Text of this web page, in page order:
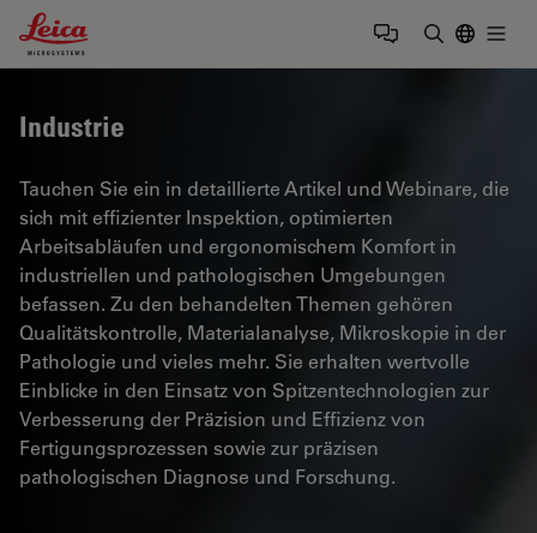
Leica Microsystems Logo
Industrie
Tauchen Sie ein in detaillierte Artikel und Webinare, die
sich mit effizienter Inspektion, optimierten
Arbeitsabläufen und ergonomischem Komfort in
industriellen und pathologischen Umgebungen
befassen. Zu den behandelten Themen gehören
Qualitätskontrolle, Materialanalyse, Mikroskopie in der
Pathologie und vieles mehr. Sie erhalten wertvolle
Einblicke in den Einsatz von Spitzentechnologien zur
Verbesserung der Präzision und Effizienz von
Fertigungsprozessen sowie zur präzisen
pathologischen Diagnose und Forschung.